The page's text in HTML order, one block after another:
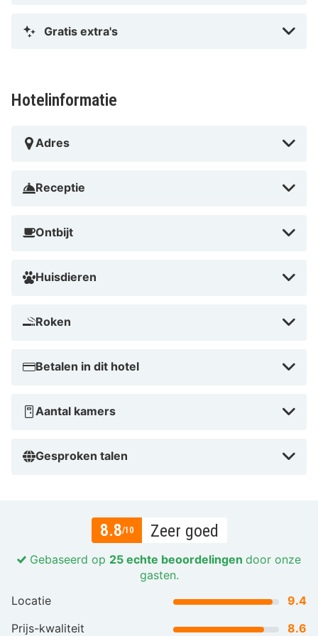
Gratis extra's
Hotelinformatie
Adres
Receptie
Ontbijt
Huisdieren
Roken
Betalen in dit hotel
Aantal kamers
Gesproken talen
8.8/10 Zeer goed
Gebaseerd op 25 echte beoordelingen door onze
gasten.
Locatie
9.4
Prijs-kwaliteit
8.6